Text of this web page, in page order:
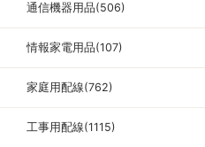
通信機器用品(506)
情報家電用品(107)
家庭用配線(762)
工事用配線(1115)